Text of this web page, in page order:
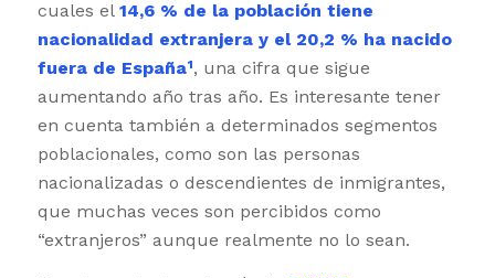
cuales el 14,6 % de la población tiene
nacionalidad extranjera y el 20,2 % ha nacido
fuera de España¹, una cifra que sigue
aumentando año tras año. Es interesante tener
en cuenta también a determinados segmentos
poblacionales, como son las personas
nacionalizadas o descendientes de inmigrantes,
que muchas veces son percibidos como
“extranjeros” aunque realmente no lo sean.